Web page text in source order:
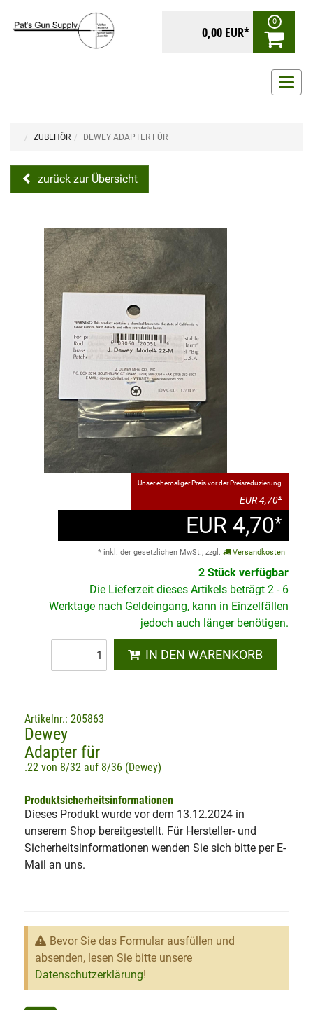
0,00 EUR*
0
ein-/
ZUBEHÖR DEWEY ADAPTER FÜR
zurück zur Übersicht
Unser ehemaliger Preis vor der Preisreduzierung
EUR 4,70*
EUR 4,70*
* inkl. der gesetzlichen MwSt.; zzgl. Versandkosten
2 Stück verfügbar
Die Lieferzeit dieses Artikels beträgt 2 - 6
Werktage nach Geldeingang, kann in Einzelfällen
jedoch auch länger benötigen.
IN DEN WARENKORB
Artikelnr.: 205863
Dewey
Adapter für
.22 von 8/32 auf 8/36 (Dewey)
Produktsicherheitsinformationen
Dieses Produkt wurde vor dem 13.12.2024 in
unserem Shop bereitgestellt. Für Hersteller- und
Sicherheitsinformationen wenden Sie sich bitte per E-
Mail an uns.
Bevor Sie das Formular ausfüllen und
absenden, lesen Sie bitte unsere
Datenschutzerklärung!